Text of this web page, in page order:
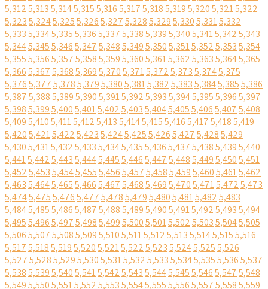
5,3125,3135,3145,3155,3165,3175,3185,3195,3205,3215,322
5,3235,3245,3255,3265,3275,3285,3295,3305,3315,332
5,3335,3345,3355,3365,3375,3385,3395,3405,3415,3425,343
5,3445,3455,3465,3475,3485,3495,3505,3515,3525,3535,354
5,3555,3565,3575,3585,3595,3605,3615,3625,3635,3645,365
5,3665,3675,3685,3695,3705,3715,3725,3735,3745,375
5,3765,3775,3785,3795,3805,3815,3825,3835,3845,3855,386
5,3875,3885,3895,3905,3915,3925,3935,3945,3955,3965,397
5,3985,3995,4005,4015,4025,4035,4045,4055,4065,4075,408
5,4095,4105,4115,4125,4135,4145,4155,4165,4175,4185,419
5,4205,4215,4225,4235,4245,4255,4265,4275,4285,429
5,4305,4315,4325,4335,4345,4355,4365,4375,4385,4395,440
5,4415,4425,4435,4445,4455,4465,4475,4485,4495,4505,451
5,4525,4535,4545,4555,4565,4575,4585,4595,4605,4615,462
5,4635,4645,4655,4665,4675,4685,4695,4705,4715,4725,473
5,4745,4755,4765,4775,4785,4795,4805,4815,4825,483
5,4845,4855,4865,4875,4885,4895,4905,4915,4925,4935,494
5,4955,4965,4975,4985,4995,5005,5015,5025,5035,5045,505
5,5065,5075,5085,5095,5105,5115,5125,5135,5145,5155,516
5,5175,5185,5195,5205,5215,5225,5235,5245,5255,526
5,5275,5285,5295,5305,5315,5325,5335,5345,5355,5365,537
5,5385,5395,5405,5415,5425,5435,5445,5455,5465,5475,548
5,5495,5505,5515,5525,5535,5545,5555,5565,5575,5585,559